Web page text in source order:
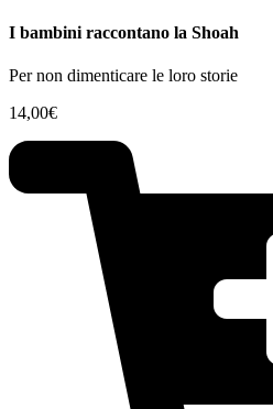
I bambini raccontano la Shoah
Per non dimenticare le loro storie
14,00€